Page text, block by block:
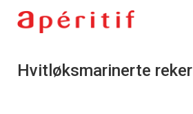
Hvitløksmarinerte reker